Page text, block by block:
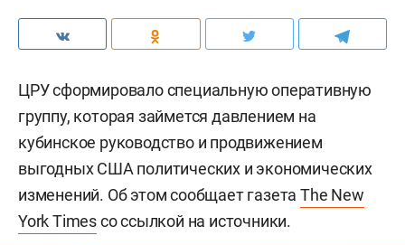
ЦРУ сформировало специальную оперативную
группу, которая займется давлением на
кубинское руководство и продвижением
выгодных США политических и экономических
изменений. Об этом сообщает газета The New
York Timesсо ссылкой на источники.